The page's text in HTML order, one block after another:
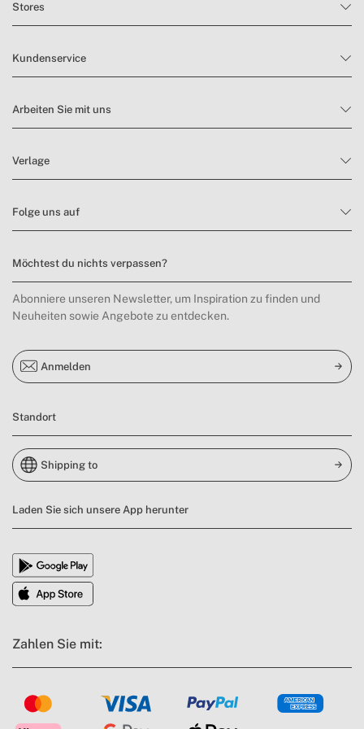
Stores
Kundenservice
Arbeiten Sie mit uns
Verlage
Folge uns auf
Möchtest du nichts verpassen?
Abonniere unseren Newsletter, um Inspiration zu finden und
Neuheiten sowie Angebote zu entdecken.
Anmelden
Standort
Shipping to
Laden Sie sich unsere App herunter
Zahlen Sie mit: